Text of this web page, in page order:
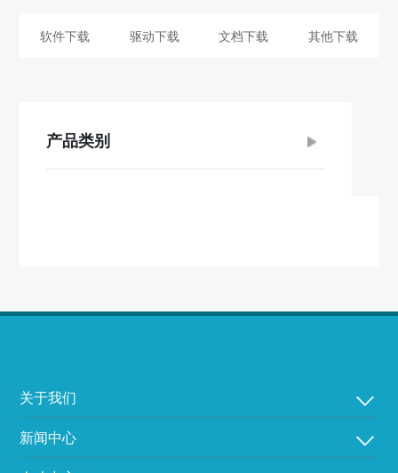
软件下载 驱动下载 文档下载 其他下载
产品类别
关于我们
新闻中心